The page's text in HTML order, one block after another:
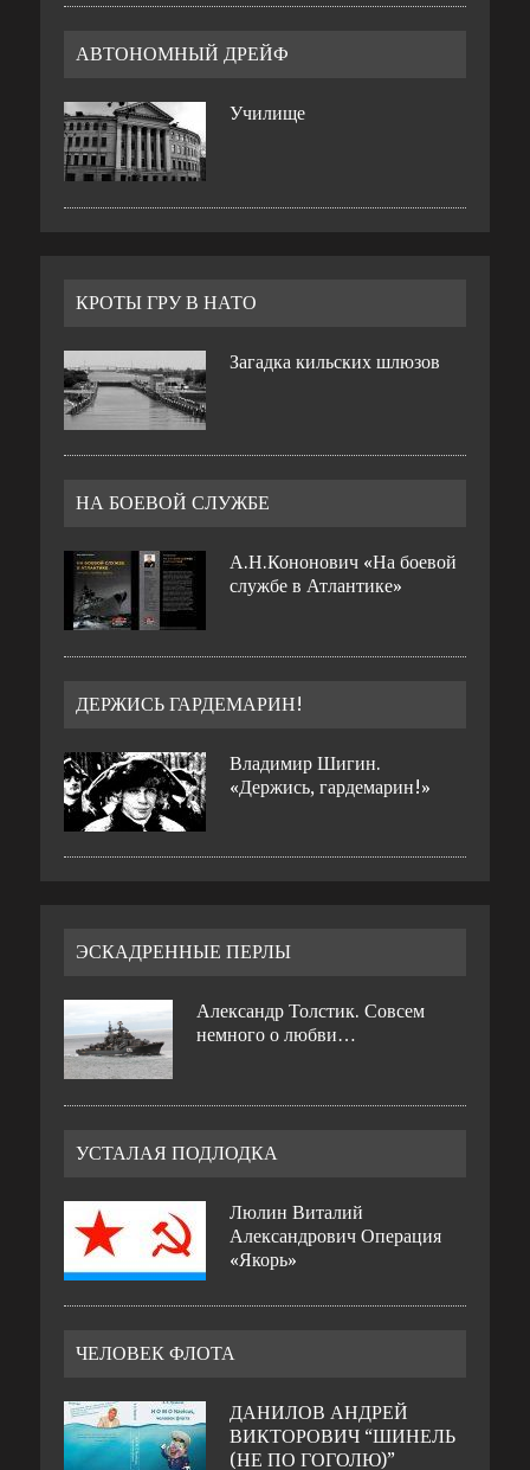
АВТОНОМНЫЙ ДРЕЙФ
Училище
КРОТЫ ГРУ В НАТО
Загадка кильских шлюзов
НА БОЕВОЙ СЛУЖБЕ
А.Н.Кононович «На боевой
службе в Атлантике»
ДЕРЖИСЬ ГАРДЕМАРИН!
Владимир Шигин.
«Держись, гардемарин!»
ЭСКАДРЕННЫЕ ПЕРЛЫ
Александр Толстик. Совсем
немного о любви…
УСТАЛАЯ ПОДЛОДКА
Люлин Виталий
Александрович Операция
«Якорь»
ЧЕЛОВЕК ФЛОТА
ДАНИЛОВ АНДРЕЙ
ВИКТОРОВИЧ “ШИНЕЛЬ
(НЕ ПО ГОГОЛЮ)”